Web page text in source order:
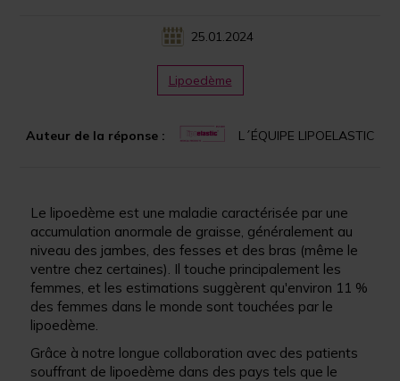
25.01.2024
Auteur de la réponse : L´ÉQUIPE LIPOELASTIC
Lipoedème
Le lipoedème est une maladie caractérisée par une
accumulation anormale de graisse, généralement au
niveau des jambes, des fesses et des bras (même le
ventre chez certaines). Il touche principalement les
femmes, et les estimations suggèrent qu'environ 11 %
des femmes dans le monde sont touchées par le
lipoedème.
Grâce à notre longue collaboration avec des patients
souffrant de lipoedème dans des pays tels que le